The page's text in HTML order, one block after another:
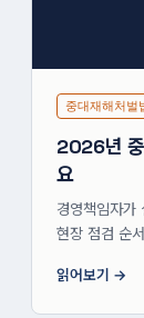
중대재해처벌
2026년 중
요
경영책임자가
현장 점검 순
읽어보기